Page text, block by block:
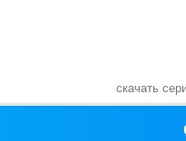
скачать